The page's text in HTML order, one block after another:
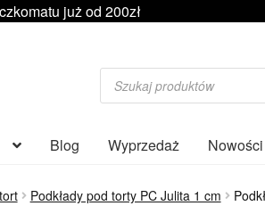
już od 200zł
Wyszukiwarka
produktów
Blog Wyprzedaż Nowości
Podkłady pod torty PC Julita 1 cm